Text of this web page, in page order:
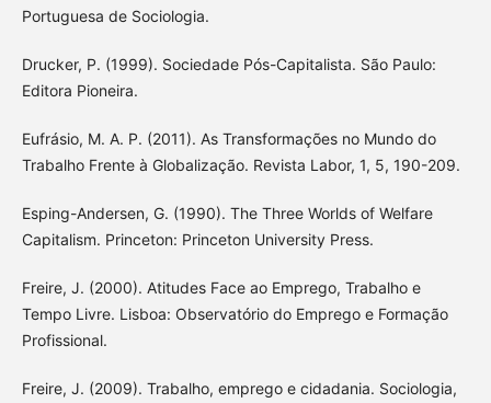
Portuguesa de Sociologia.
Drucker, P. (1999). Sociedade Pós-Capitalista. São Paulo:
Editora Pioneira.
Eufrásio, M. A. P. (2011). As Transformações no Mundo do
Trabalho Frente à Globalização. Revista Labor, 1, 5, 190-209.
Esping-Andersen, G. (1990). The Three Worlds of Welfare
Capitalism. Princeton: Princeton University Press.
Freire, J. (2000). Atitudes Face ao Emprego, Trabalho e
Tempo Livre. Lisboa: Observatório do Emprego e Formação
Profissional.
Freire, J. (2009). Trabalho, emprego e cidadania. Sociologia,